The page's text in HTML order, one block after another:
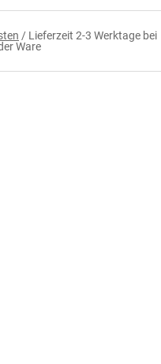
/ Lieferzeit 2-3 Werktage bei
Ware